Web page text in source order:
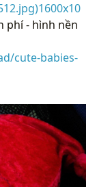
phí - hình nền
cute-babies-